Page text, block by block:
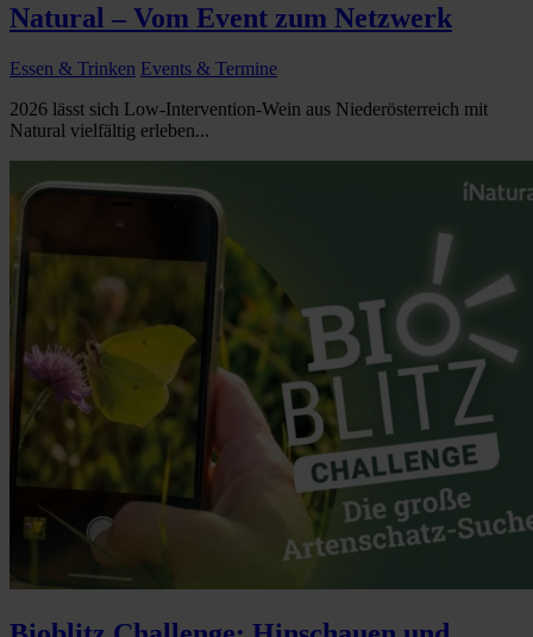
Natural – Vom Event zum Netzwerk
Essen & Trinken Events & Termine
2026 lässt sich Low-Intervention-Wein aus Niederösterreich mit
Natural vielfältig erleben...